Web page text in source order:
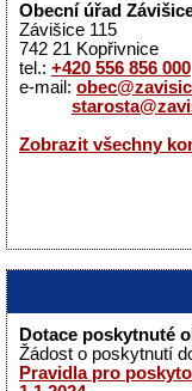
Obecní úřad
Závišice 115
742 21 Kopřivnice
tel.: +420 556 856 000
e-mail:
Zobrazit všechny
Dotace poskytnuté
Žádost o poskytnutí
Pravidla pro